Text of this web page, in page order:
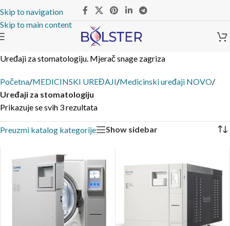
Skip to navigation
Skip to main content
Uređaji za stomatologiju. Mjerač snage zagriza
Početna/MEDICINSKI UREĐAJI/Medicinski uređaji NOVO/
Uređaji za stomatologiju
Prikazuje se svih 3 rezultata
Preuzmi katalog kategorije Show sidebar